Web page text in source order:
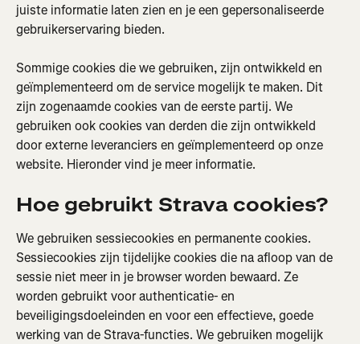
juiste informatie laten zien en je een gepersonaliseerde
gebruikerservaring bieden.
Sommige cookies die we gebruiken, zijn ontwikkeld en
geïmplementeerd om de service mogelijk te maken. Dit
zijn zogenaamde cookies van de eerste partij. We
gebruiken ook cookies van derden die zijn ontwikkeld
door externe leveranciers en geïmplementeerd op onze
website. Hieronder vind je meer informatie.
Hoe gebruikt Strava cookies?
We gebruiken sessiecookies en permanente cookies.
Sessiecookies zijn tijdelijke cookies die na afloop van de
sessie niet meer in je browser worden bewaard. Ze
worden gebruikt voor authenticatie- en
beveiligingsdoeleinden en voor een effectieve, goede
werking van de Strava-functies. We gebruiken mogelijk